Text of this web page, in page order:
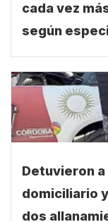
tratamientos
cada vez
según
Detuvieron
domiciliario